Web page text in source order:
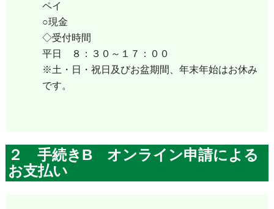
ペイ
○現金
◇受付時間
平日 ８：３０～１７：００
※土・日・祝日及びお盆期間、年末年始はお休み
です。
２ 手続きB オンライン申請による
お支払い